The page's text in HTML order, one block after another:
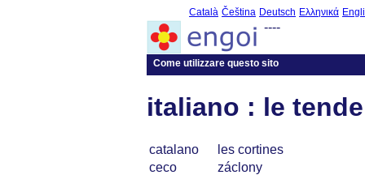
Català Čeština Deutsch Ελληνικά
----
Come utilizzare questo sito
italiano : le tende
catalano
les cortines
ceco
záclony